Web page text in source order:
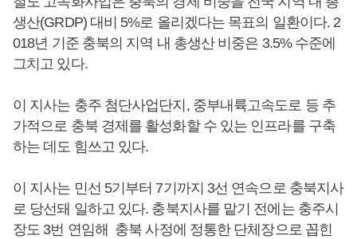
생산(GRDP) 대비 5%로 올리겠다는 목표의 일환이다. 2
018년 기준 충북의 지역 내 총생산 비중은 3.5% 수준에
그치고 있다.
이 지사는 충주 첨단사업단지, 중부내륙고속도로 등 추
가적으로 충북 경제를 활성화할 수 있는 인프라를 구축
하는 데도 힘쓰고 있다.
이 지사는 민선 5기부터 7기까지 3선 연속으로 충북지사
로 당선돼 일하고 있다. 충북지사를 맡기 전에는 충주시
장도 3번 연임해 충북 사정에 정통한 단체장으로 꼽힌